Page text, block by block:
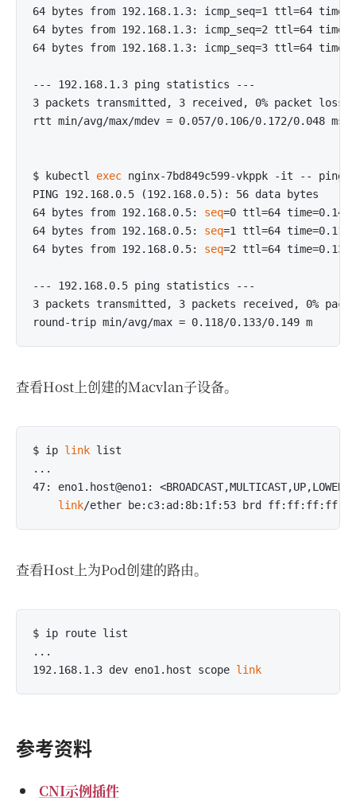
64 bytes from 192.168.1.3: icmp_seq=1 ttl=64
64 bytes from 192.168.1.3: icmp_seq=2 ttl=64
64 bytes from 192.168.1.3: icmp_seq=3 ttl=64
--- 192.168.1.3 ping statistics ---
3 packets transmitted, 3 received, 0% packet loss,
rtt min/avg/max/mdev = 0.057/0.106/0.172/0.048 ms
$ kubectl exec nginx-7bd849c599-vkppk -it -- ping
PING 192.168.0.5 (192.168.0.5): 56 data bytes
64 bytes from 192.168.0.5: seq=0 ttl=64 time=0.149
64 bytes from 192.168.0.5: seq=1 ttl=64 time=0.118
64 bytes from 192.168.0.5: seq=2 ttl=64 time=0.132
--- 192.168.0.5 ping statistics ---
3 packets transmitted, 3 packets received, 0%
查看Host上创建的Macvlan子设备。
$ ip link list
...
47: eno1.host@eno1:
link
查看Host上为Pod创建的路由。
$ ip route list
...
192.168.1.3 dev eno1.host scope link
参考资料
CNI示例插件